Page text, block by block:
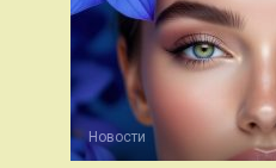
Новости